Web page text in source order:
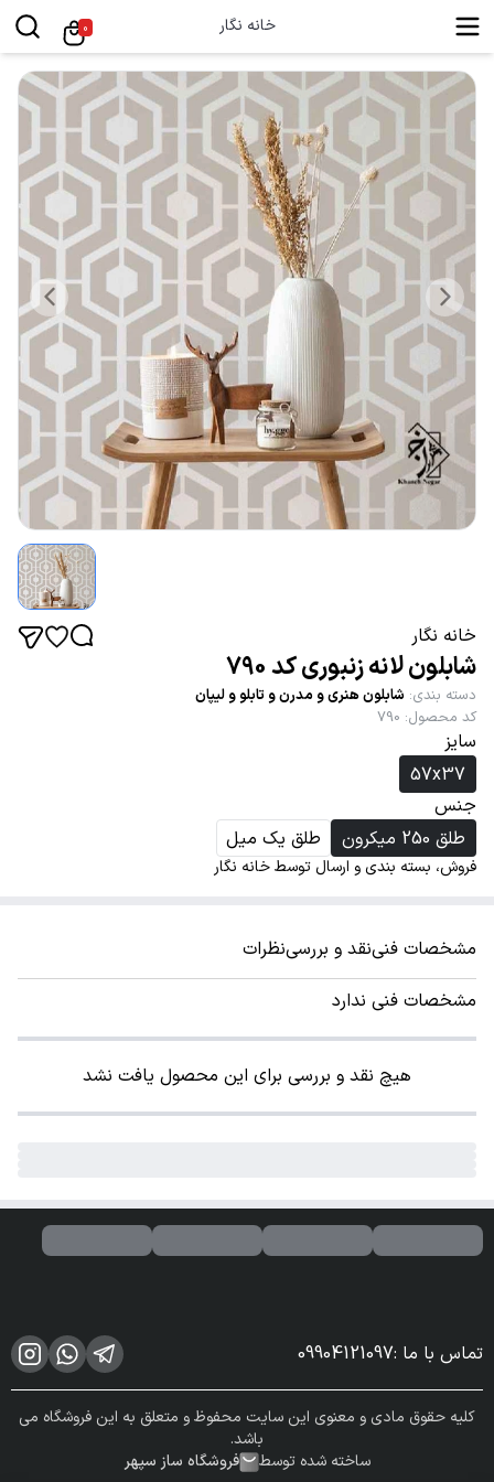
خانه نگار 0
خانه نگار
شابلون لانه زنبوری کد 790
دسته بندی: شابلون هنری و مدرن و تابلو و لیپان
کد محصول:
790
سایز
57x37
جنس
طلق 250 میکرون
طلق یک میل
فروش، بسته بندی و ارسال توسط خانه نگار
مشخصات فنینقد و بررسینظرات
مشخصات فنی ندارد
هیچ نقد و بررسی برای این محصول یافت نشد
تماس با ما :
09904121097
کلیه حقوق مادی و معنوی این سایت محفوظ و متعلق به این فروشگاه می
باشد.
ساخته شده توسط
فروشگاه ساز سپهر